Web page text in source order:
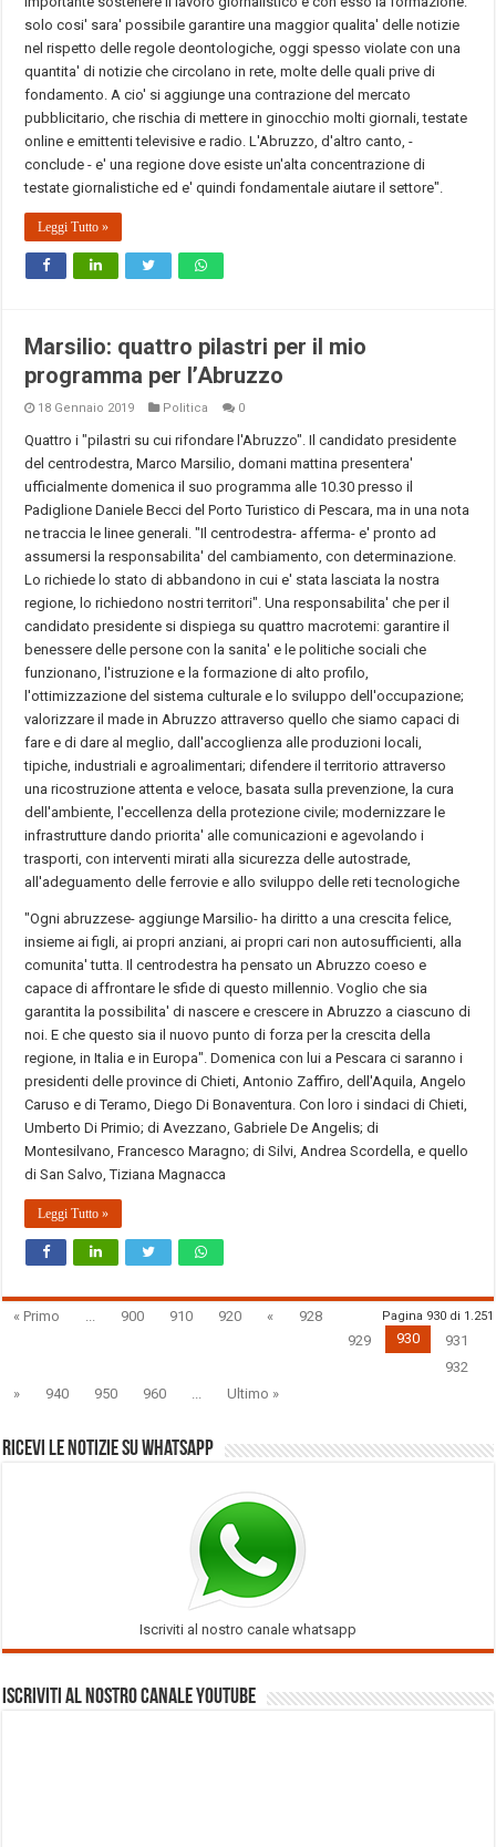
solo cosi' sara' possibile garantire una maggior qualita' delle notizie
nel rispetto delle regole deontologiche, oggi spesso violate con una
quantita' di notizie che circolano in rete, molte delle quali prive di
fondamento. A cio' si aggiunge una contrazione del mercato
pubblicitario, che rischia di mettere in ginocchio molti giornali, testate
online e emittenti televisive e radio. L'Abruzzo, d'altro canto, -
conclude - e' una regione dove esiste un'alta concentrazione di
testate giornalistiche ed e' quindi fondamentale aiutare il settore".
Leggi Tutto »
Marsilio: quattro pilastri per il mio
programma per l’Abruzzo
18 Gennaio 2019 Politica 0
Quattro i "pilastri su cui rifondare l'Abruzzo". Il candidato presidente
del centrodestra, Marco Marsilio, domani mattina presentera'
ufficialmente domenica il suo programma alle 10.30 presso il
Padiglione Daniele Becci del Porto Turistico di Pescara, ma in una nota
ne traccia le linee generali. "Il centrodestra- afferma- e' pronto ad
assumersi la responsabilita' del cambiamento, con determinazione.
Lo richiede lo stato di abbandono in cui e' stata lasciata la nostra
regione, lo richiedono nostri territori". Una responsabilita' che per il
candidato presidente si dispiega su quattro macrotemi: garantire il
benessere delle persone con la sanita' e le politiche sociali che
funzionano, l'istruzione e la formazione di alto profilo,
l'ottimizzazione del sistema culturale e lo sviluppo dell'occupazione;
valorizzare il made in Abruzzo attraverso quello che siamo capaci di
fare e di dare al meglio, dall'accoglienza alle produzioni locali,
tipiche, industriali e agroalimentari; difendere il territorio attraverso
una ricostruzione attenta e veloce, basata sulla prevenzione, la cura
dell'ambiente, l'eccellenza della protezione civile; modernizzare le
infrastrutture dando priorita' alle comunicazioni e agevolando i
trasporti, con interventi mirati alla sicurezza delle autostrade,
all'adeguamento delle ferrovie e allo sviluppo delle reti tecnologiche
"Ogni abruzzese- aggiunge Marsilio- ha diritto a una crescita felice,
insieme ai figli, ai propri anziani, ai propri cari non autosufficienti, alla
comunita' tutta. Il centrodestra ha pensato un Abruzzo coeso e
capace di affrontare le sfide di questo millennio. Voglio che sia
garantita la possibilita' di nascere e crescere in Abruzzo a ciascuno di
noi. E che questo sia il nuovo punto di forza per la crescita della
regione, in Italia e in Europa". Domenica con lui a Pescara ci saranno i
presidenti delle province di Chieti, Antonio Zaffiro, dell'Aquila, Angelo
Caruso e di Teramo, Diego Di Bonaventura. Con loro i sindaci di Chieti,
Umberto Di Primio; di Avezzano, Gabriele De Angelis; di
Montesilvano, Francesco Maragno; di Silvi, Andrea Scordella, e quello
di San Salvo, Tiziana Magnacca
Leggi Tutto »
Pagina 930 di 1.251
« Primo 900 910 920 «
928
929
930
931
932
»
940 950 960 Ultimo »
Ricevi le notizie su Whatsapp
Iscriviti al nostro canale whatsapp
Iscriviti al nostro Canale Youtube